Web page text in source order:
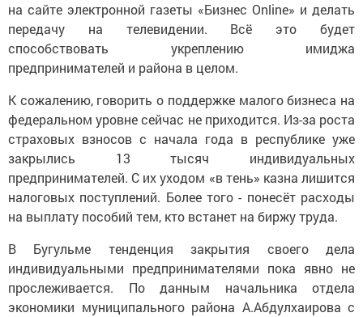
на сайте электронной газеты «Бизнес Online» и делать
передачу на телевидении. Всё это будет
способствовать укреплению имиджа
предпринимателей и района в целом.
К сожалению, говорить о поддержке малого бизнеса на
федеральном уровне сейчас не приходится. Из-за роста
страховых взносов с начала года в республике уже
закрылись 13 тысяч индивидуальных
предпринимателей. С их уходом «в тень» казна лишится
налоговых поступлений. Более того - понесёт расходы
на выплату пособий тем, кто встанет на биржу труда.
В Бугульме тенденция закрытия своего дела
индивидуальными предпринимателями пока явно не
прослеживается. По данным начальника отдела
экономики муниципального района А.Абдулхаирова с